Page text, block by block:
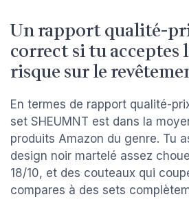
Un rapport qualité-
correct si tu acceptes
risque sur le
En termes de rapport qualité-
set SHEUMNT est dans la
produits Amazon du genre. Tu
design noir martelé assez
18/10, et des couteaux qui
compares à des sets